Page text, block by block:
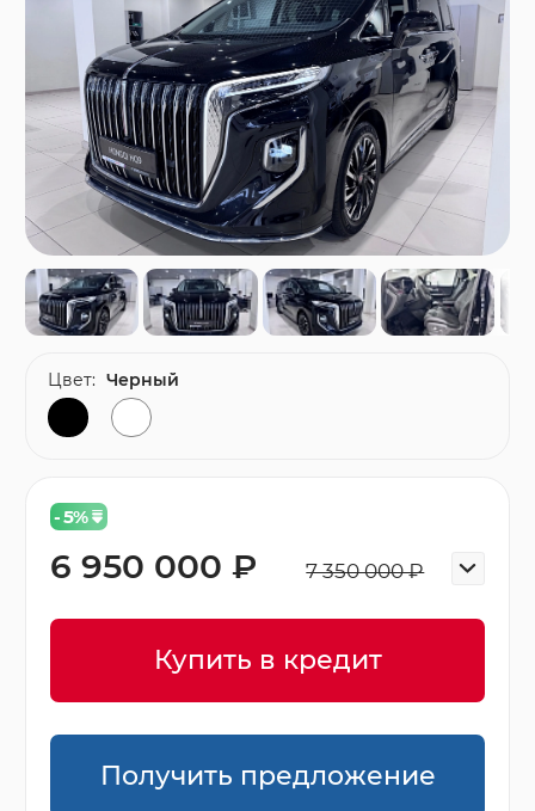
- 5%
7 350 000 ₽
6 950 000 ₽
Купить в кредит
Получить предложение
Цвет: Черный